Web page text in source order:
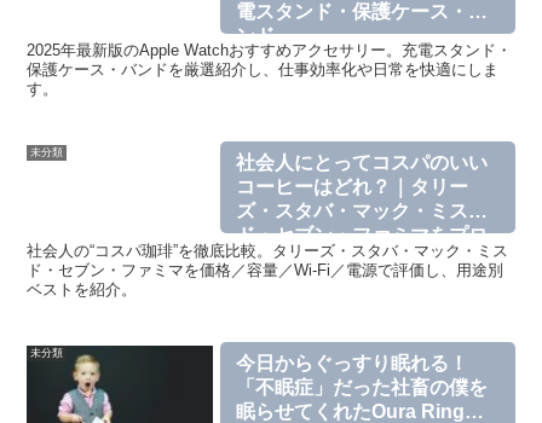
電スタンド・保護ケース・バ
ンド
2025年最新版のApple Watchおすすめアクセサリー。充電スタンド・
保護ケース・バンドを厳選紹介し、仕事効率化や日常を快適にしま
す。
未分類
社会人にとってコスパのいい
コーヒーはどれ？｜タリー
ズ・スタバ・マック・ミス
ド・セブン・ファミマをプロ
視点で比較
社会人の“コスパ珈琲”を徹底比較。タリーズ・スタバ・マック・ミス
ド・セブン・ファミマを価格／容量／Wi-Fi／電源で評価し、用途別
ベストを紹介。
未分類
今日からぐっすり眠れる！
「不眠症」だった社畜の僕を
眠らせてくれたOura Ringと